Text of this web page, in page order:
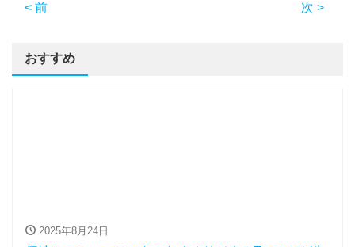
< 前 次 >
おすすめ
2025年8月24日